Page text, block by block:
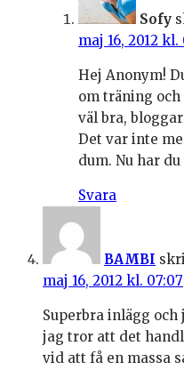
Sofy
maj 16, 2012 kl.
Hej Anonym!
om träning
väl bra,
Det var inte
dum. Nu har
Svara
BAMBI
maj 16, 2012 kl. 07:07
Superbra inlägg
jag tror att det
vid att få en massa